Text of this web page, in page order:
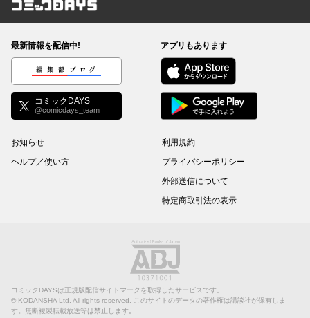
コミックDAYS
最新情報を配信中!
編集部ブログ
コミックDAYS
@comicdays_team
アプリもあります
お知らせ
ヘルプ／使い方
利用規約
プライバシーポリシー
外部送信について
特定商取引法の表示
コミックDAYSは正規版配信サイトマークを取得したサービスです。
© KODANSHA Ltd. All rights reserved. このサイトのデータの著作権は講談社が保有しま
す。無断複製転載放送等は禁止します。